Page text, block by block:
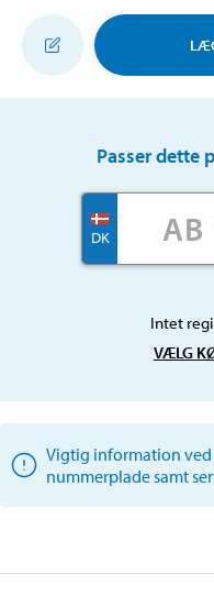
Passer dette
DK
Intet
VÆLG
Vigtig information ved
nummerplade samt